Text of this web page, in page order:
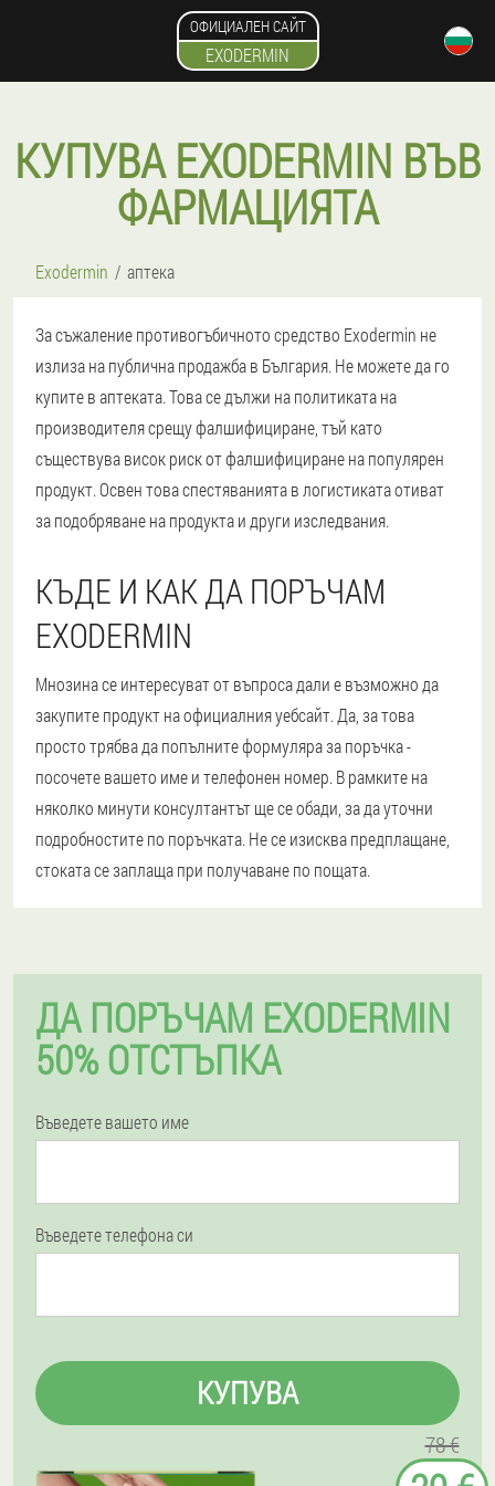
ОФИЦИАЛЕН САЙТ
EXODERMIN
КУПУВА EXODERMIN ВЪВ
ФАРМАЦИЯТА
Exodermin аптека
За съжаление противогъбичното средство Exodermin не
излиза на публична продажба в България. Не можете да го
купите в аптеката. Това се дължи на политиката на
производителя срещу фалшифициране, тъй като
съществува висок риск от фалшифициране на популярен
продукт. Освен това спестяванията в логистиката отиват
за подобряване на продукта и други изследвания.
КЪДЕ И КАК ДА ПОРЪЧАМ
EXODERMIN
Мнозина се интересуват от въпроса дали е възможно да
закупите продукт на официалния уебсайт. Да, за това
просто трябва да попълните формуляра за поръчка -
посочете вашето име и телефонен номер. В рамките на
няколко минути консултантът ще се обади, за да уточни
подробностите по поръчката. Не се изисква предплащане,
стоката се заплаща при получаване по пощата.
ДА ПОРЪЧАМ EXODERMIN
50% ОТСТЪПКА
Въведете вашето име
Въведете телефона си
КУПУВА
78 €